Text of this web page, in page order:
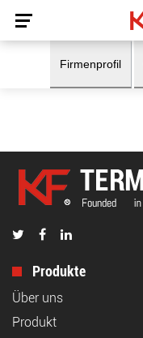
Firmenprofil
Produkte
Über uns
Produkt